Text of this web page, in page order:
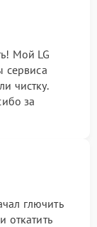
Мой LG
сервиса
чистку.
за
глючить
откатить